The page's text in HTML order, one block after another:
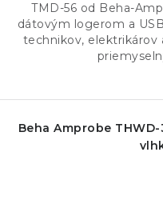
TMD-56 od Beha-
dátovým logerom a
technikov, elektrikárov
Beha Amprobe